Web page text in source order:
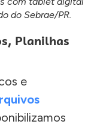
do Sebrae/PR.
Planilhas
e